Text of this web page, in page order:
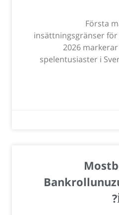
Första
insättningsgränser
2026
spelentusiaster i